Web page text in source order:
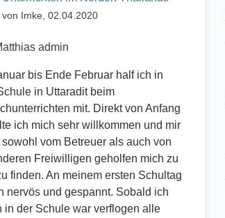
von Imke, 02.04.2020
bis Ende Februar half ich in
in Uttaradit beim
mit. Direkt von Anfang
ich mich sehr willkommen und mir
vom Betreuer als auch von
Freiwilligen geholfen mich zu
finden. An meinem ersten Schultag
nervös und gespannt. Sobald ich
in der Schule war verflogen alle